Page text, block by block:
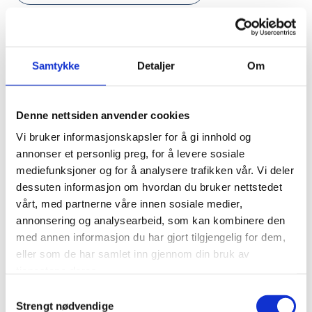
Samtykke Detaljer Om
Denne nettsiden anvender cookies
Vi bruker informasjonskapsler for å gi innhold og
annonser et personlig preg, for å levere sosiale
mediefunksjoner og for å analysere trafikken vår. Vi deler
dessuten informasjon om hvordan du bruker nettstedet
vårt, med partnerne våre innen sosiale medier,
annonsering og analysearbeid, som kan kombinere den
med annen informasjon du har gjort tilgjengelig for dem,
eller som de har samlet inn gjennom din bruk av
Strengt nødvendige
Har koblet på 2,5 GW
med vindkraft i India
I partnerskap med det indiske selskapet ReNew
Power gikk Norfund og Norges største
pensjonsselskap KLP i desember 2022 inn med
en investering 900 millioner rupi (109 mill NOK) i
etkraftlinjeprosjekt i Koppal-distriktet sør i India
Prosjektet sto ferdig i oktober 2023.
– Gjennom investeringen har vi bidratt til å
koble 2,5 GW utbygget vindkraft på det
Baugerud, leder for Klimainvesteringsfondet i